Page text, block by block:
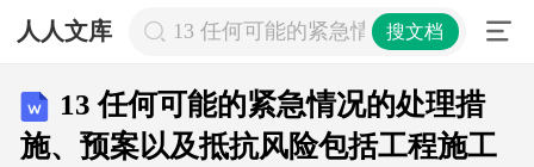
人人文库 13 任何可能的紧急情况的处理措施
搜文档
13 任何可能的紧急情况的处理措
施、预案以及抵抗风险包括工程施工